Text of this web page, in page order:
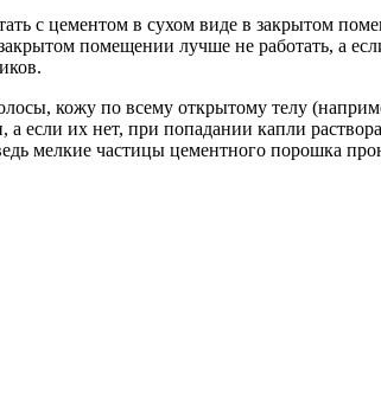
с цементом в сухом виде в закрытом
помещении лучше не работать, а
кожу по всему открытому телу
если их нет, при попадании капли
мелкие частицы цементного порошка